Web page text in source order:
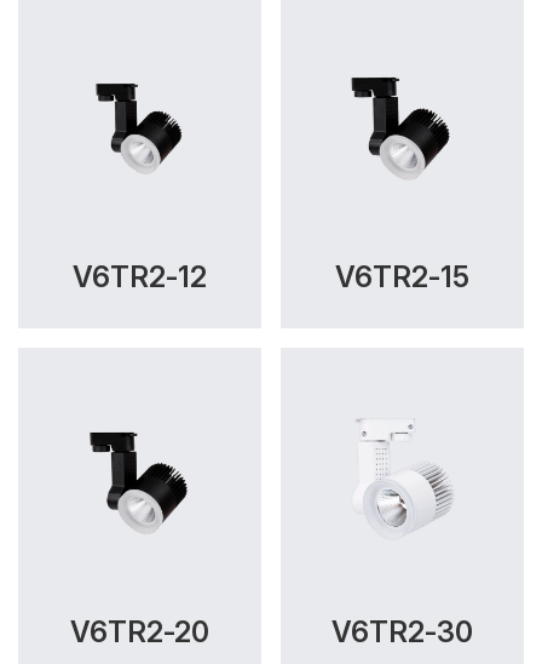
V6TR2-12 V6TR2-15
V6TR2-20 V6TR2-30